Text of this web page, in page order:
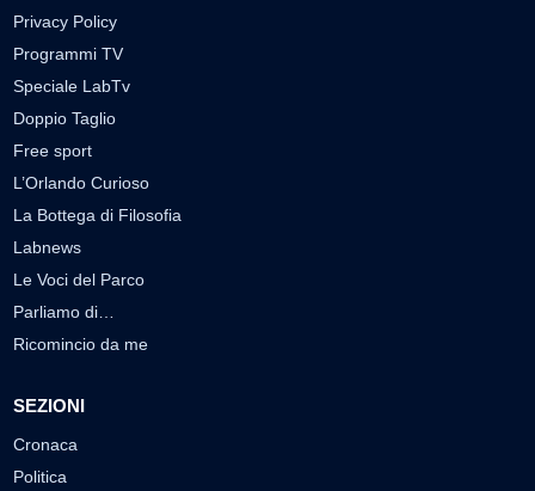
Privacy Policy
Programmi TV
Speciale LabTv
Doppio Taglio
Free sport
L’Orlando Curioso
La Bottega di Filosofia
Labnews
Le Voci del Parco
Parliamo di…
Ricomincio da me
SEZIONI
Cronaca
Politica